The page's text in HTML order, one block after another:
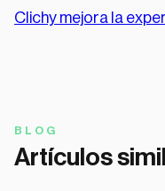
Clichy mejora la
BLOG
Artículos